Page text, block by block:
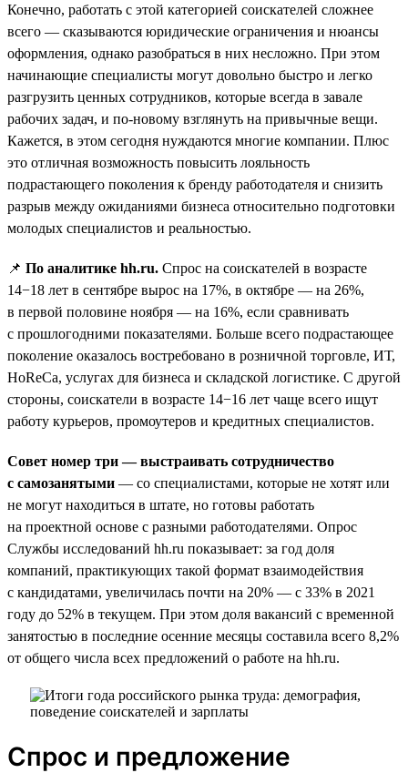
Конечно, работать с этой категорией соискателей сложнее
всего — сказываются юридические ограничения и нюансы
оформления, однако разобраться в них несложно. При этом
начинающие специалисты могут довольно быстро и легко
разгрузить ценных сотрудников, которые всегда в завале
рабочих задач, и по-новому взглянуть на привычные вещи.
Кажется, в этом сегодня нуждаются многие компании. Плюс
это отличная возможность повысить лояльность
подрастающего поколения к бренду работодателя и снизить
разрыв между ожиданиями бизнеса относительно подготовки
молодых специалистов и реальностью.
📌 По аналитике hh.ru. Спрос на соискателей в возрасте
14−18 лет в сентябре вырос на 17%, в октябре — на 26%,
в первой половине ноября — на 16%, если сравнивать
с прошлогодними показателями. Больше всего подрастающее
поколение оказалось востребовано в розничной торговле, ИТ,
HoReCa, услугах для бизнеса и складской логистике. С другой
стороны, соискатели в возрасте 14−16 лет чаще всего ищут
работу курьеров, промоутеров и кредитных специалистов.
Совет номер три — выстраивать сотрудничество
с самозанятыми — со специалистами, которые не хотят или
не могут находиться в штате, но готовы работать
на проектной основе с разными работодателями. Опрос
Службы исследований hh.ru показывает: за год доля
компаний, практикующих такой формат взаимодействия
с кандидатами, увеличилась почти на 20% — с 33% в 2021
году до 52% в текущем. При этом доля вакансий с временной
занятостью в последние осенние месяцы составила всего 8,2%
от общего числа всех предложений о работе на hh.ru.
Спрос и предложение